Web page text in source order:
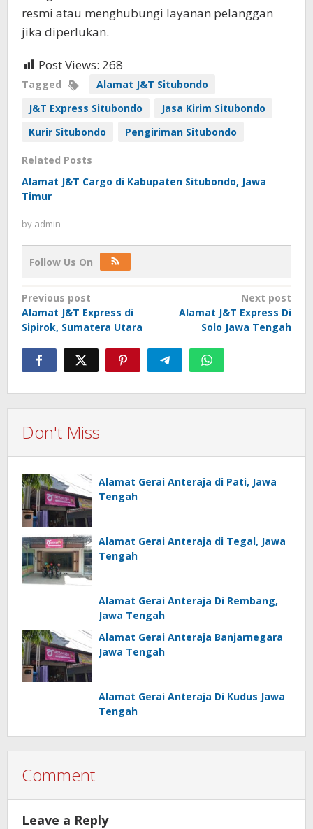
resmi atau menghubungi layanan pelanggan
jika diperlukan.
Post Views: 268
Tagged
Alamat J&T Situbondo
J&T Express Situbondo
Jasa Kirim Situbondo
Kurir Situbondo
Pengiriman Situbondo
Related Posts
Alamat J&T Cargo di Kabupaten Situbondo, Jawa
Timur
by admin
Follow Us On
Post
navigation
Previous post
Alamat J&T Express di
Sipirok, Sumatera Utara
Next post
Alamat J&T Express Di
Solo Jawa Tengah
Don't Miss
Alamat Gerai Anteraja di Pati, Jawa
Tengah
Alamat Gerai Anteraja di Tegal, Jawa
Tengah
Alamat Gerai Anteraja Di Rembang,
Jawa Tengah
Alamat Gerai Anteraja Banjarnegara
Jawa Tengah
Alamat Gerai Anteraja Di Kudus Jawa
Tengah
Comment
Leave a Reply